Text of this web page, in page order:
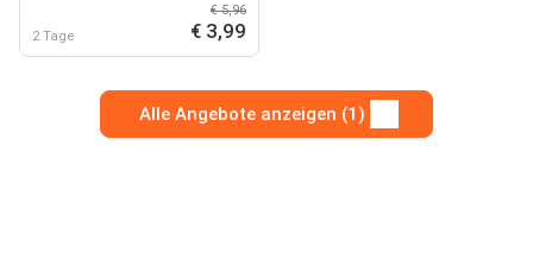
2 Tage
€ 5,96
€ 3,99
Alle Angebote anzeigen (1)